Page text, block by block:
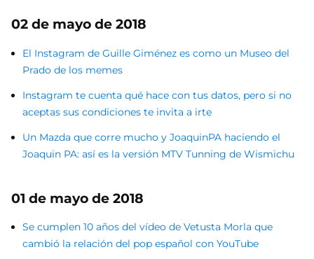
02 de mayo de 2018
El Instagram de Guille Giménez es como un Museo del
Prado de los memes
Instagram te cuenta qué hace con tus datos, pero si no
aceptas sus condiciones te invita a irte
Un Mazda que corre mucho y JoaquinPA haciendo el
Joaquin PA: así es la versión MTV Tunning de Wismichu
01 de mayo de 2018
Se cumplen 10 años del vídeo de Vetusta Morla que
cambió la relación del pop español con YouTube